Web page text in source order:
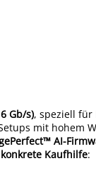
Gb/s), speziell für
mit hohem
AI-
konkrete Kaufhilfe: